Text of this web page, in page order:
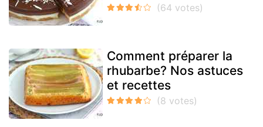
Comment préparer la
rhubarbe? Nos astuces
et recettes